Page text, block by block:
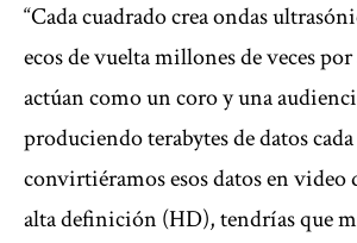
“Cada cuadrado crea ondas
ecos de vuelta millones de veces
actúan como un coro y una
produciendo terabytes de datos
convirtiéramos esos datos en video
alta definición (HD), tendrías que